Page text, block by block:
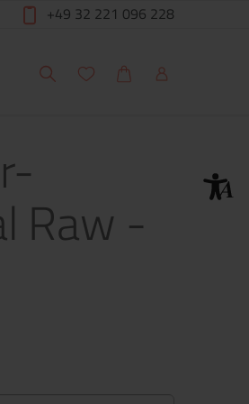
+49 32 221 096 228
Suche Meine Wunschliste
WarenkorbMein Account
Raw -